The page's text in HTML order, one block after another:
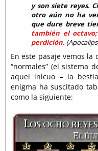
y son siete reyes.
otro aún no ha
que dure breve
también el
perdición.
En este pasaje vemos
“normales” (el sistema
aquel inicuo – la
enigma ha suscitado
como la siguiente: